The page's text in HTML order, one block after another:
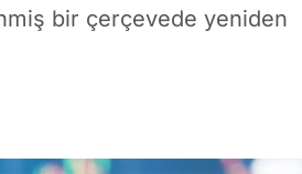
bir çerçevede yeniden